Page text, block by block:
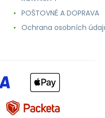
POŠTOVNÉ A DOPRAVA
Ochrana osobních